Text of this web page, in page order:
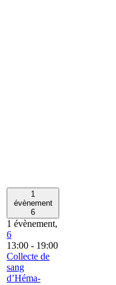
1
évènement
6
1 évènement,
6
13:00 - 19:00
Collecte de
sang
d’Héma-